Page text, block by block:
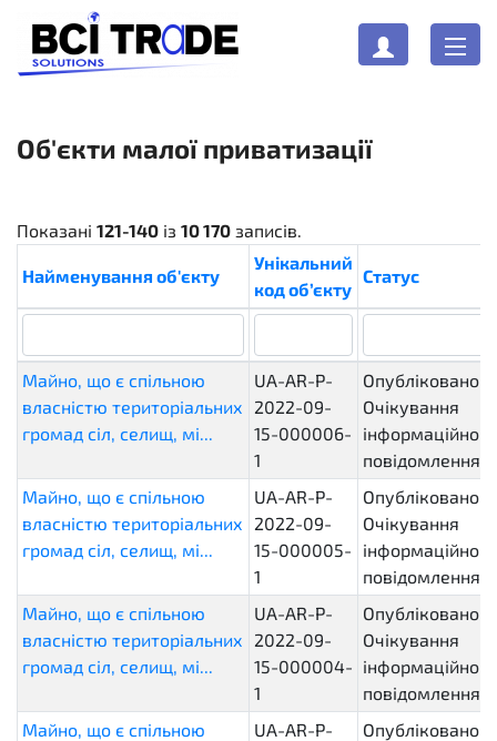
Об'єкти малої приватизації
Показані 121-140 із 10 170 записів.
Найменування об'єкту
Унікальний
код об’єкту
Статус
Майно, що є спільною
власністю територіальних
громад сіл, селищ, мі...
UA-AR-P-
2022-09-
15-000006-
1
Опубліковано.
Очікування
інформаційного
повідомлення
Майно, що є спільною
власністю територіальних
громад сіл, селищ, мі...
UA-AR-P-
2022-09-
15-000005-
1
Опубліковано.
Очікування
інформаційного
повідомлення
Майно, що є спільною
власністю територіальних
громад сіл, селищ, мі...
UA-AR-P-
2022-09-
15-000004-
1
Опубліковано.
Очікування
інформаційного
повідомлення
Майно, що є спільною
UA-AR-P-
Опубліковано.